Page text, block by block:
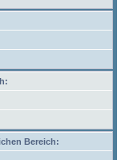
Bereich: